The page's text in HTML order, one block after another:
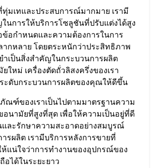
มเทและประสบการณ์มากมาย เรามี
นการให้บริการโซลูชันที่ปรับแต่งได้สูง
อกำหนดและความต้องการในการ
กหลาย โดยตระหนักว่าประสิทธิภาพ
เป็นสิ่งสำคัญในกระบวนการผลิต
ใหม่ เครื่องตัดถั่วลิสงครึ่งของเรา
ะดับกระบวนการผลิตของคุณให้ดีขึ้น
ณฑ์ของเราเป็นไปตามมาตรฐานความ
นามัยที่สูงที่สุด เพื่อให้ความเป็นอยู่ที่ดี
ละรักษาความสะอาดอย่างสมบูรณ์
รผลิต เรามีบริการหลังการขายที่
แน่ใจว่าการทำงานของอุปกรณ์ของ
ได้ในระยะยาว